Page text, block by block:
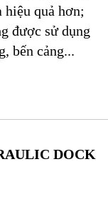
hiệu quả hơn;
được sử dụng
bến cảng...
DOCK